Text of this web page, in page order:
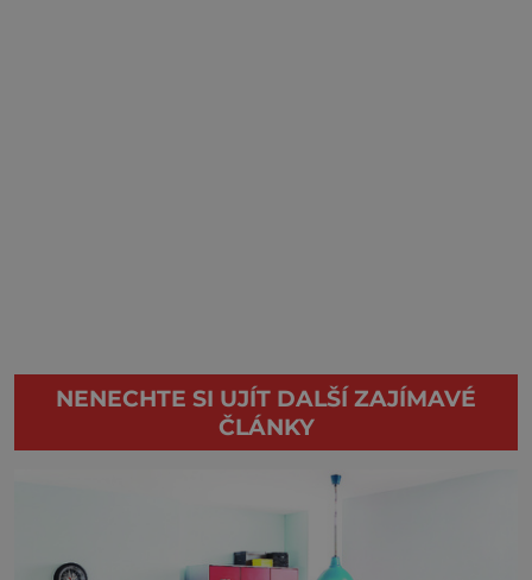
NENECHTE SI UJÍT DALŠÍ ZAJÍMAVÉ
ČLÁNKY